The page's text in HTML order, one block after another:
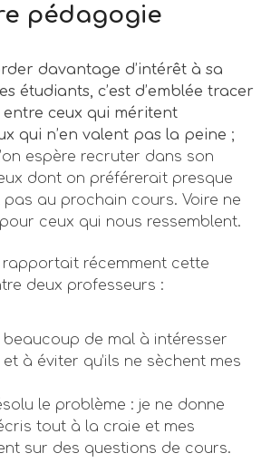
pédagogie
davantage d’intérêt à sa
étudiants, c’est d’emblée tracer
ceux qui méritent
qui n’en valent pas la peine ;
espère recruter dans son
dont on préférerait presque
pas au prochain cours. Voire ne
ceux qui nous ressemblent.
rapportait récemment cette
deux professeurs :
beaucoup de mal à intéresser
à éviter qu’ils ne sèchent mes
le problème : je ne donne
tout à la craie et mes
sur des questions de cours.